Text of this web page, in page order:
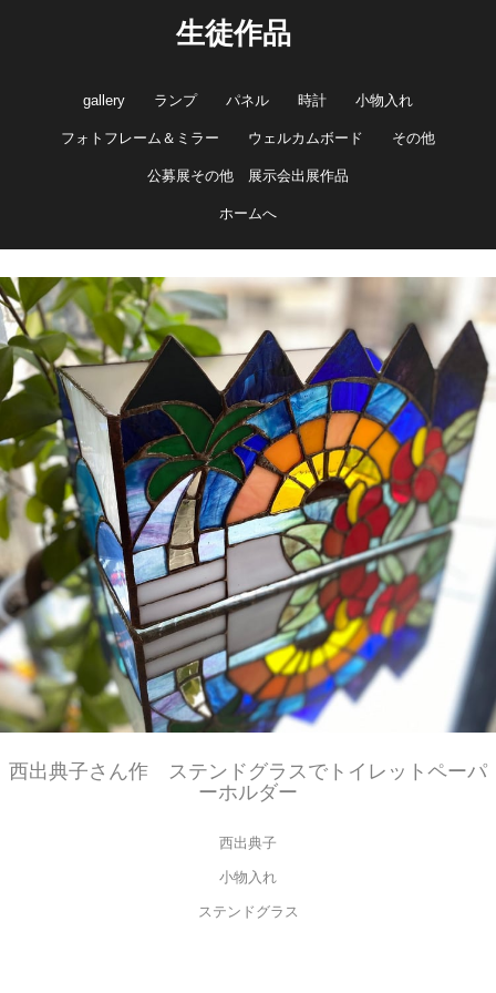
生徒作品
gallery ランプ パネル 時計 小物入れ
フォトフレーム＆ミラー ウェルカムボード その他
公募展その他 展示会出展作品
ホームへ
西出典子さん作 ステンドグラスでトイレットペーパ
ーホルダー
西出典子
小物入れ
ステンドグラス